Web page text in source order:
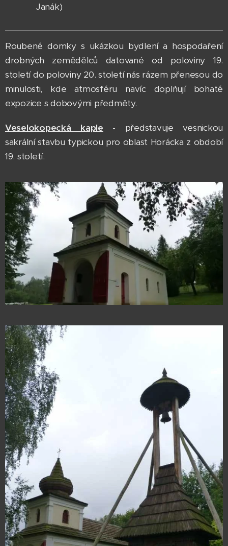
Janák)
Roubené domky s ukázkou bydlení a hospodaření
drobných zemědělců datované od poloviny 19.
století do poloviny 20. století nás rázem přenesou do
minulosti, kde atmosféru navíc doplňují bohaté
expozice s dobovými předměty.
Veselokopecká kaple - představuje vesnickou
sakrální stavbu typickou pro oblast Horácka z období
19. století.